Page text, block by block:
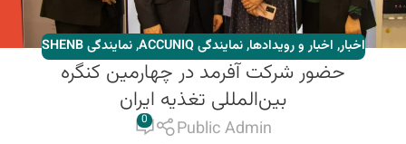
اخبار, اخبار و رویدادها,نمایندگی ACCUNIQ ,نمایندگی SHENB
حضور شرکت آفرمد در چهارمین کنگره‌
بین‌المللی تغذیه ایران
Public Admin
0